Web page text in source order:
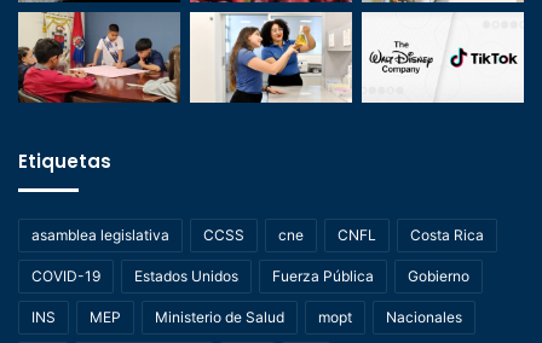
Etiquetas
asamblea legislativa CCSS cne CNFL Costa Rica
COVID-19 Estados Unidos Fuerza Pública Gobierno
INS MEP Ministerio de Salud mopt Nacionales